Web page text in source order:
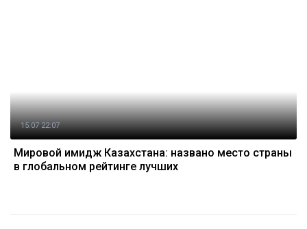
15.07 22:07
Мировой имидж Казахстана: названо место страны
в глобальном рейтинге лучших